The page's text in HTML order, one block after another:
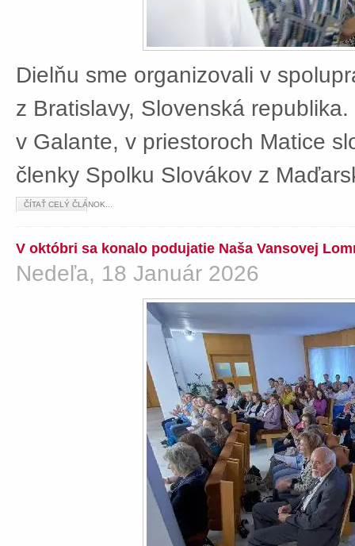
Dielňu sme organizovali v
z Bratislavy, Slovenská
v Galante, v priestoroch Matice
členky Spolku Slovákov z
ČÍTAŤ CELÝ ČLÁNOK...
V októbri sa konalo podujatie Naša Vansovej
Nedeľa, 18 Január 2026